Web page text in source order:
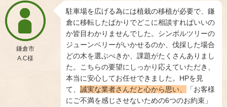
鎌倉市
A.C様
駐車場を広げる為には植栽の移植が必要で、鎌
倉に移転したばかりでどこに相談すればいいの
か皆目わかりませんでした。シンボルツリーの
ジューンベリーがいかせるのか、伐採した場合
どの木を選ぶべきか、課題がたくさんありまし
た。こちらの要望にしっかり応えていただき、
本当に安心してお任せできました。HPを見
て、 誠実な業者さんだと心から思い、
「お客様
にご不満を感じさせないための6つのお約束」